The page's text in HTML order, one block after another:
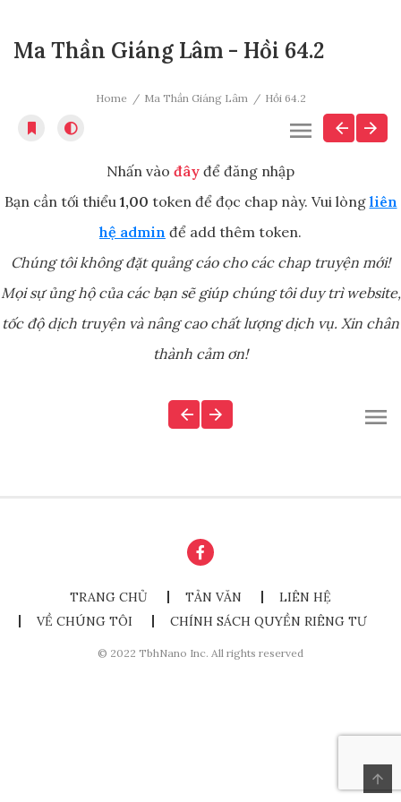
Ma Thần Giáng Lâm - Hồi 64.2
Home Ma Thần Giáng Lâm Hồi 64.2
Nhấn vào đây để đăng nhập
Bạn cần tối thiểu 1,00 token để đọc chap này. Vui lòng liên
hệ admin để add thêm token.
Chúng tôi không đặt quảng cáo cho các chap truyện mới!
Mọi sự ủng hộ của các bạn sẽ giúp chúng tôi duy trì website,
tốc độ dịch truyện và nâng cao chất lượng dịch vụ. Xin chân
thành cảm ơn!
TRANG CHỦ TẢN VĂN
LIÊN HỆ
VỀ CHÚNG TÔI
CHÍNH SÁCH QUYỀN RIÊNG TƯ
© 2022 TbhNano Inc. All rights reserved